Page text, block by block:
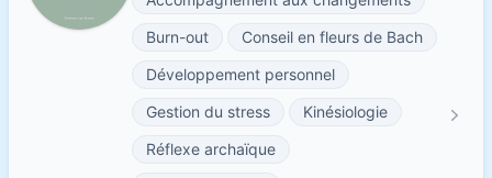
Burn-out
Conseil en fleurs de Bach
Développement personnel
Gestion du stress
Kinésiologie
Réflexe archaïque